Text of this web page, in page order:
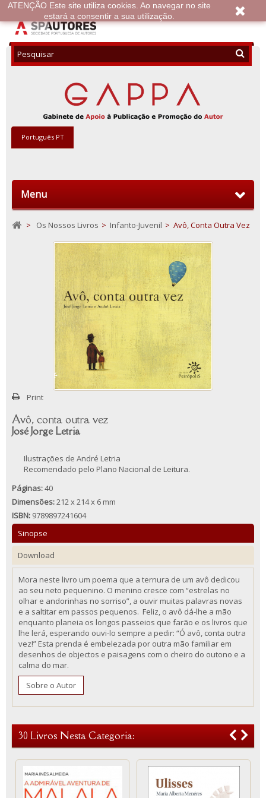
Menu
Português PT
> Os Nossos Livros > Infanto-Juvenil > Avô, Conta Outra Vez
Print
Avô, conta outra vez
José Jorge Letria
Ilustrações de André Letria
Recomendado pelo Plano Nacional de Leitura.
Páginas:40
Dimensões:212 x 214 x 6 mm
ISBN: 9789897241604
Sinopse
Download
Mora neste livro um poema que a ternura de um avô dedicou
ao seu neto pequenino. O menino cresce com “estrelas no
olhar e andorinhas no sorriso”, a ouvir muitas palavras novas
e a saltitar em passos pequenos. Feliz, o avô dá-lhe a mão
enquanto planeia os longos passeios que farão e os livros que
lhe lerá, esperando ouvi-lo sempre a pedir: “Ó avô, conta outra
vez!” Esta prenda é embelezada por outra mão familiar em
desenhos de objectos e paisagens com o cheiro do outono e a
calma do mar.
Sobre o Autor
30 Livros Nesta Categoria:
ATENÇÃO Este site utiliza cookies. Ao navegar no site
estará a consentir a sua utilização.